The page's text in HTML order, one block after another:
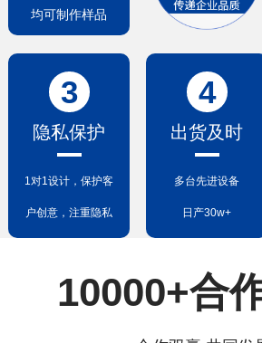
均可制作样品
3
隐私保护
1对1设计，保护客
户创意，注重隐私
4
出货及时
多台先进设备
日产30w+
10000+合